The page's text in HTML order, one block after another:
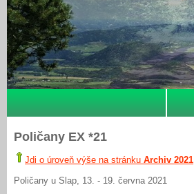
Poličany EX *21
Jdi o úroveň výše na stránku Archiv 2021
Poličany u Slap, 13. - 19. června 2021